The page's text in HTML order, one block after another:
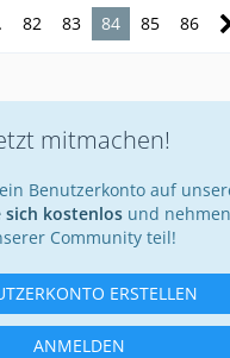
82 83 84 85 86
mitmachen!
Benutzerkonto auf
sich kostenlosund
Community teil!
ERSTELLEN
ANMELDEN